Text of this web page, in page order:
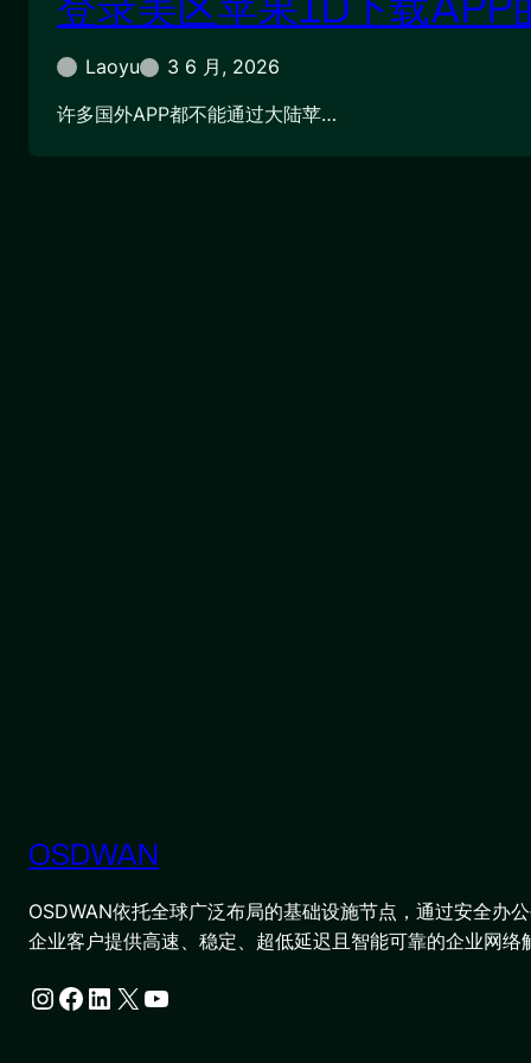
Laoyu
3 6 月, 2026
许多国外APP都不能通过大陆苹…
OSDWAN
OSDWAN依托全球广泛布局的基础设施节点，通过安全办
企业客户提供高速、稳定、超低延迟且智能可靠的企业网络
Instagram Facebook LinkedIn X YouTube